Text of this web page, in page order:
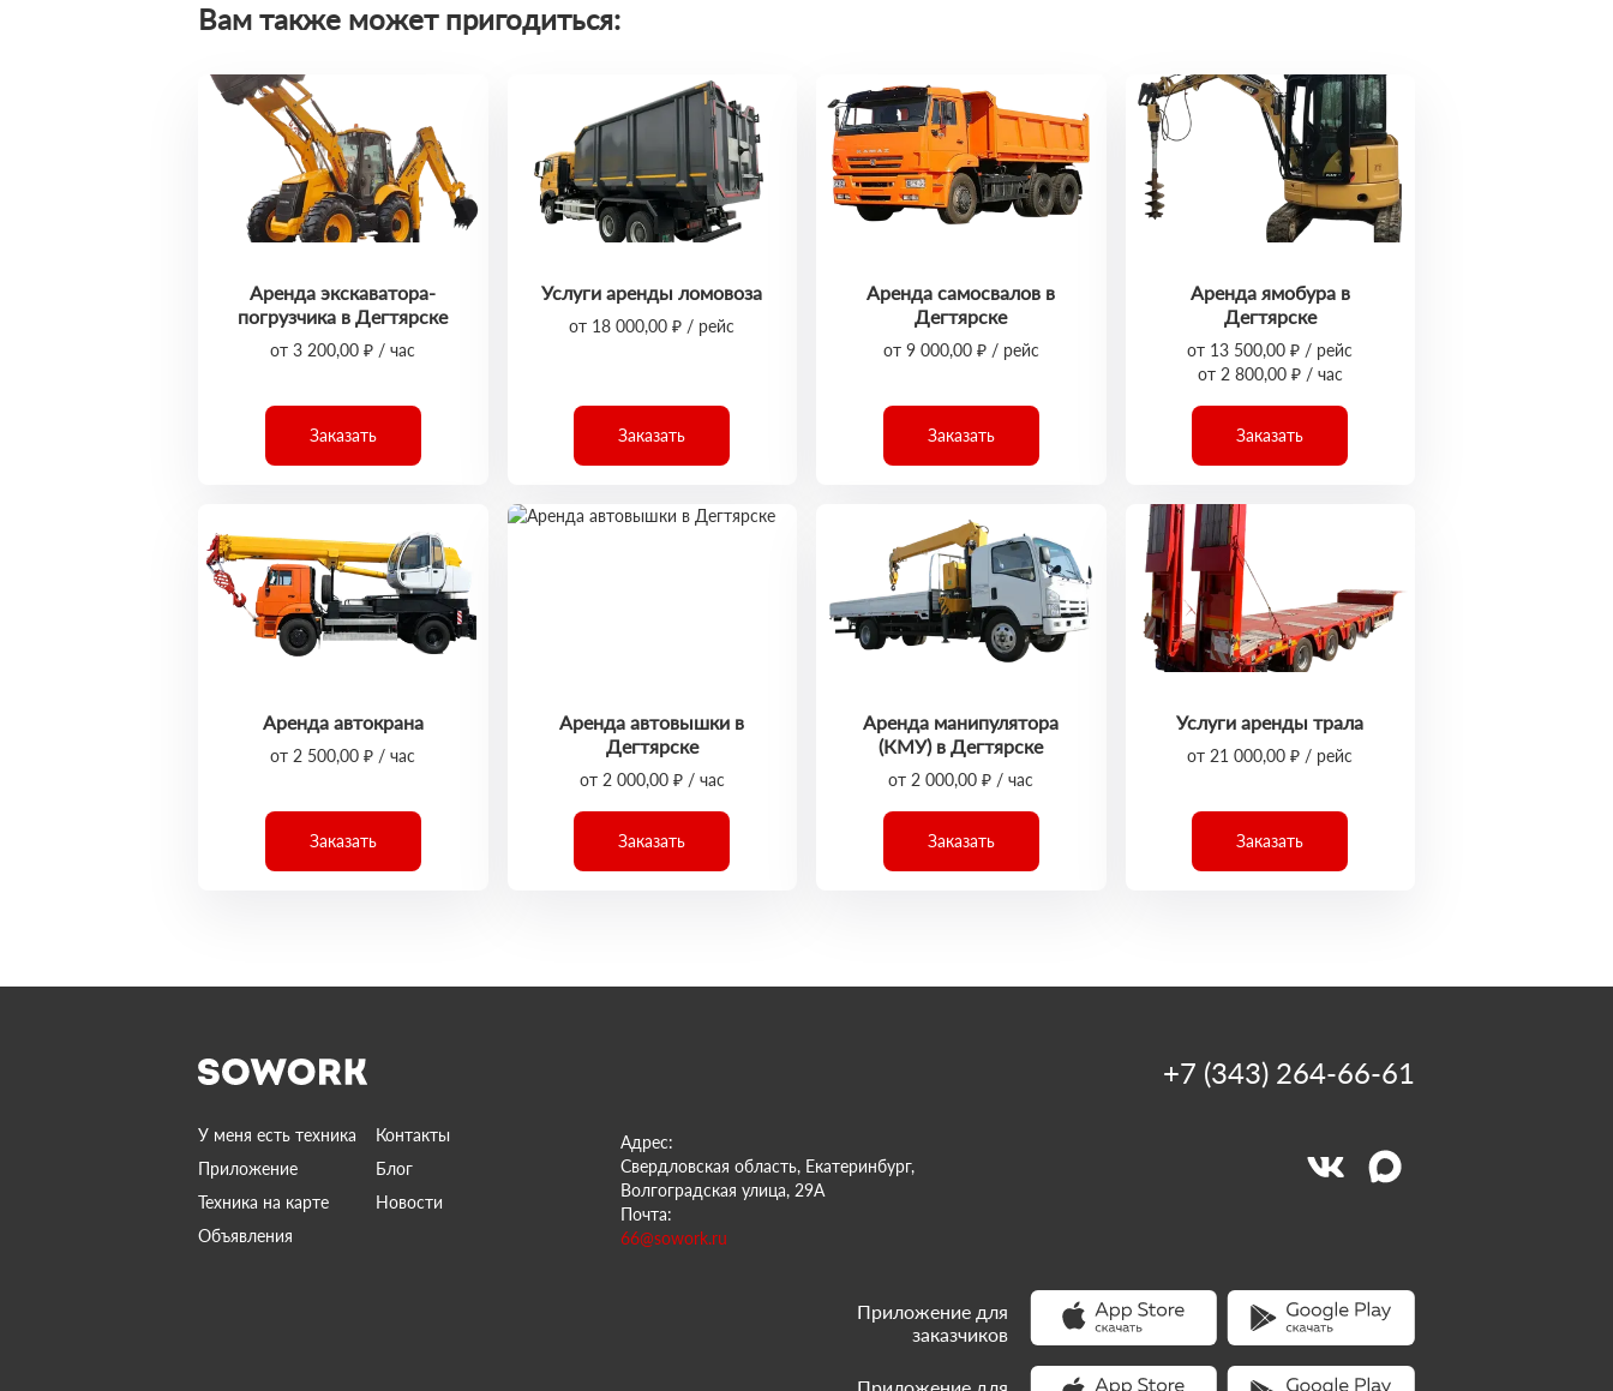
Вам также может пригодиться:
Аренда экскаватора-
погрузчика в Дегтярске
от 3 200,00 ₽ / час
Заказать
Услуги аренды ломовоза
от 18 000,00 ₽ / рейс
Заказать
Аренда самосвалов в
Дегтярске
от 9 000,00 ₽ / рейс
Заказать
Аренда ямобура в
Дегтярске
от 13 500,00 ₽ / рейс
от 2 800,00 ₽ / час
Заказать
Аренда автокрана
от 2 500,00 ₽ / час
Заказать
Аренда автовышки в
Дегтярске
от 2 000,00 ₽ / час
Заказать
Аренда манипулятора
(КМУ) в Дегтярске
от 2 000,00 ₽ / час
Заказать
Услуги аренды трала
от 21 000,00 ₽ / рейс
Заказать
У меня есть техника
Контакты
Приложение
Блог
Техника на карте
Новости
Объявления
Адрес:
Свердловская область, Екатеринбург,
Волгоградская улица, 29А
Почта:
66@sowork.ru
+7 (343) 264-66-61
Приложение для
заказчиков